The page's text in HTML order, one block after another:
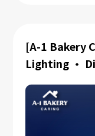
[A-1 Bakery
Lighting •